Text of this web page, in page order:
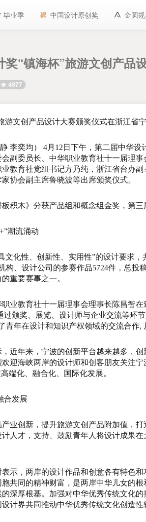
毕业季 中国设计原创奖 金圆
“镇海杯”旅游文创产品
4977
游文创产品设计大赛颁奖仪式在浙江省
奕均） 4月12日下午，第二届中华设
副委员长、中华职业教育社十一届理
教育社党组书记方乃纯，浙江省台办
协会副主席鲁晓波等出席颁奖仪式。
木》分获产品组和概念组金奖，第三
潮流涌动
性、创新性、实用性”的设计要求，
构、设计公司的参赛作品5724件，总投
重要赛事之一。
教育社十一届理事会理事长陈昌智在
颁奖、展览、设计师与企业交流等环
年在设计和知识产权领域的交流合作,
年来，宁波的创新平台越来越多，创
迎海峡两岸的设计师和创客朋友关注
端化、融合化、国际化发展。
合发展
创新，提升旅游文创产品附加值，打
人才，支持、鼓励青年人将设计成果
，两岸的设计作品和创意各有特色和
共同的精神财富，是两岸中华儿女的
深厚根基。加强对中华优秀传统文化
计界共同推动中华优秀传统文化创造